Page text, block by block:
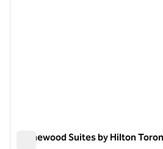
Homewood Suites by Hilton